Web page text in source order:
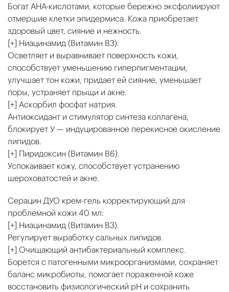
Богат AHA-кислотами, которые бережно эксфолиируют
отмершие клетки эпидермиса. Кожа приобретает
здоровый цвет, сияние и нежность.
[+] Ниацинамид (Витамин B3).
Осветляет и выравнивает поверхность кожи,
способствует уменьшению гиперпигментации,
улучшает тон кожи, придает ей сияние, уменьшает
поры, устраняет прыщи и акне.
[+] Аскорбил фосфат натрия.
Антиоксидант и стимулятор синтеза коллагена,
блокирует У — индуцированное перекисное окисление
липидов.
[+] Пиридоксин (Витамин B6).
Успокаивает кожу, способствует устранению
шероховатостей и акне.
Серацин ДУО крем-гель корректирующий для
проблемной кожи 40 мл:
[+] Ниацинамид (Витамин B3).
Регулирует выработку сальных липидов.
[+] Очищающий антибактериальный комплекс.
Борется с патогенными микроорганизмами, сохраняет
баланс микробиоты, помогает пораженной коже
восстановить физиологический pH и сохранить